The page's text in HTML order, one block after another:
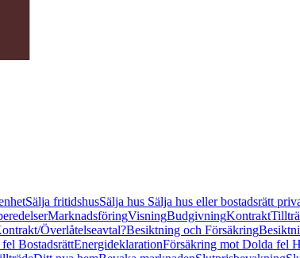
Sälja fritidshusSälja hus Sälja hus eller bostadsrätt
MarknadsföringVisningBudgivningKontrakt
Överlåtelseavtal?Besiktning och Försäkring
BostadsrättEnergideklarationFörsäkring mot Dolda fel